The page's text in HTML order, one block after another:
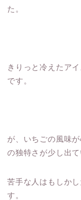
た。
きりっと冷えたア
です。
が、いちごの風味
の独特さが少し出て
苦手な人はもしか
す。